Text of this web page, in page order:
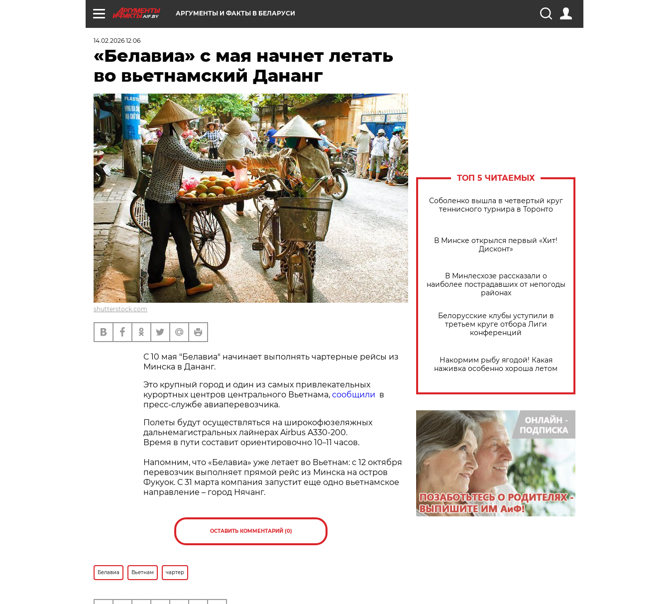
AIF.BY АРГУМЕНТЫ И ФАКТЫ В БЕЛАРУСИ
14.02.2026 12:06
«Белавиа» с мая начнет летать
во вьетнамский Дананг
shutterstock.com
С 10 мая "Белавиа" начинает выполнять чартерные рейсы из
Минска в Дананг.
Это крупный город и один из самых привлекательных
курортных центров центрального Вьетнама, сообщили в
пресс-службе авиаперевозчика.
Полеты будут осуществляться на широкофюзеляжных
дальнемагистральных лайнерах Airbus A330-200.
Время в пути составит ориентировочно 10–11 часов.
Напомним, что «Белавиа» уже летает во Вьетнам: с 12 октября
перевозчик выполняет прямой рейс из Минска на остров
Фукуок. С 31 марта компания запустит еще одно вьетнамское
направление – город Нячанг.
ОСТАВИТЬ КОММЕНТАРИЙ (0)
Белавиа Вьетнам чартер
ТОП 5 ЧИТАЕМЫХ
Соболенко вышла в четвертый круг
теннисного турнира в Торонто
В Минске открылся первый «Хит!
Дисконт»
В Минлесхозе рассказали о
наиболее пострадавших от непогоды
районах
Белорусские клубы уступили в
третьем круге отбора Лиги
конференций
Накормим рыбу ягодой! Какая
наживка особенно хороша летом